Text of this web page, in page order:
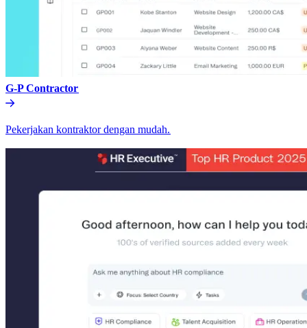
G-P Contractor​​
Pekerjakan kontraktor dengan mudah.​​